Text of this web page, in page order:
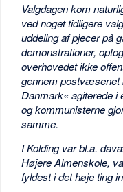
Valgdagen kom
ved noget tidligere
uddeling af pjecer på
demonstrationer,
overhovedet ikke
gennem postvæsenet
Danmark« agiterede
og kommunisterne
samme.
I Kolding var bl.a.
Højere Almenskole,
fyldest i det høje ting